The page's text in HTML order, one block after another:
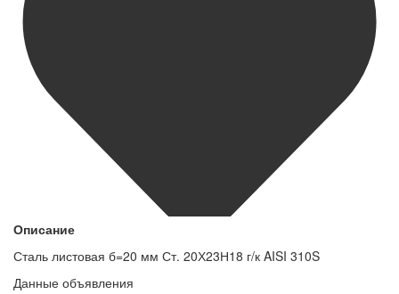
Описание
Сталь листовая б=20 мм Ст. 20Х23Н18 г/к AISI 310S
Данные объявления